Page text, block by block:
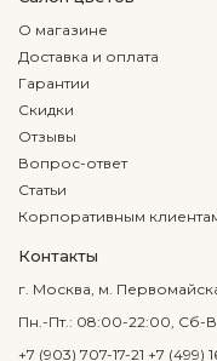
О магазине
Доставка и оплата
Гарантии
Скидки
Отзывы
Вопрос-ответ
Статьи
Корпоративным
Контакты
г. Москва, м.
Пн.-Пт.: 08:00-22:00, Сб-
+7 (903) 707-17-21 +7 (499)